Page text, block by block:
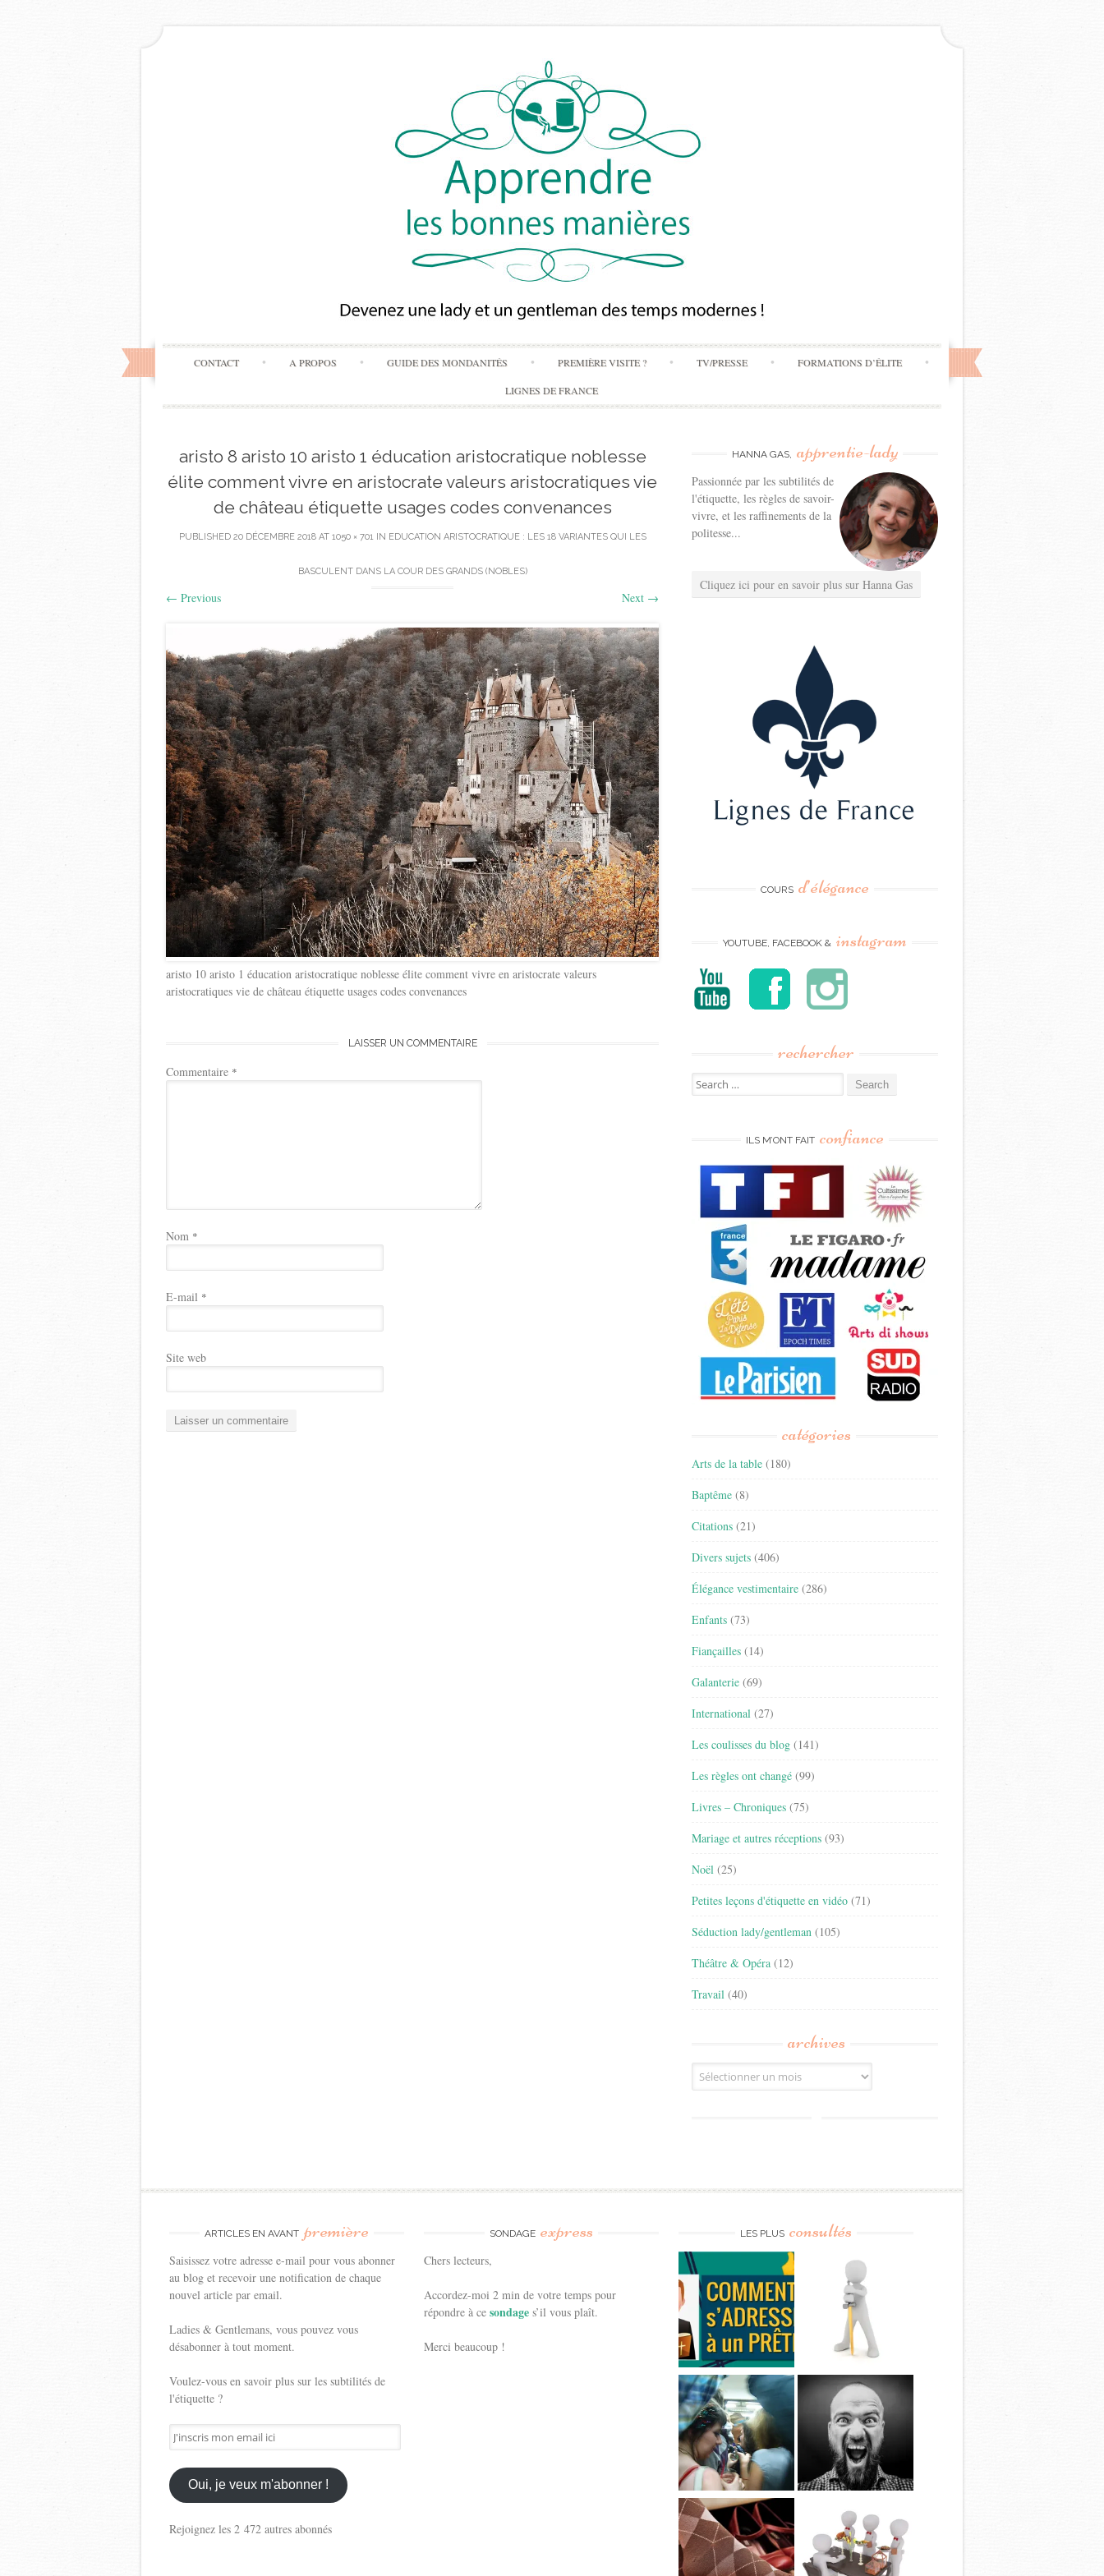
Skip
to
content
CONTACT A PROPOS GUIDE DES MONDANITÉS PREMIÈRE VISITE ? TV/PRESSE FORMATIONS D’ÉLITE
LIGNES DE FRANCE
aristo 8 aristo 10 aristo 1 éducation aristocratique noblesse
élite comment vivre en aristocrate valeurs aristocratiques vie
de château étiquette usages codes convenances
PUBLISHED 20 DÉCEMBRE 2018AT 1050 × 701IN EDUCATION ARISTOCRATIQUE : LES 18 VARIANTES QUI LES
BASCULENT DANS LA COUR DES GRANDS (NOBLES)
← Previous Next →
aristo 10 aristo 1 éducation aristocratique noblesse élite comment vivre en aristocrate valeurs
aristocratiques vie de château étiquette usages codes convenances
LAISSER UN COMMENTAIRE
Commentaire *
Nom *
E-mail *
Site web
HANNA GAS, apprentie-lady
Passionnée par les subtilités de
l'étiquette, les règles de savoir-
vivre, et les raffinements de la
politesse...
Cliquez ici pour en savoir plus sur Hanna Gas
COURS d’élégance
YOUTUBE, FACEBOOK & instagram
rechercher
Search
for:
ILS M’ONT FAIT confiance
catégories
Arts de la table (180)
Baptême (8)
Citations (21)
Divers sujets (406)
Élégance vestimentaire (286)
Enfants (73)
Fiançailles (14)
Galanterie (69)
International (27)
Les coulisses du blog (141)
Les règles ont changé (99)
Livres – Chroniques (75)
Mariage et autres réceptions (93)
Noël (25)
Petites leçons d'étiquette en vidéo (71)
Séduction lady/gentleman (105)
Théâtre & Opéra (12)
Travail (40)
archives
Archives
ARTICLES EN AVANT première
Saisissez votre adresse e-mail pour vous abonner
au blog et recevoir une notification de chaque
nouvel article par email.
Ladies & Gentlemans, vous pouvez vous
désabonner à tout moment.
Voulez-vous en savoir plus sur les subtilités de
l'étiquette ?
J'inscris
mon
email
ici
Oui, je veux m'abonner !
Rejoignez les 2 472 autres abonnés
SONDAGE express
Chers lecteurs,
Accordez-moi 2 min de votre temps pour
répondre à cesondages’il vous plaît.
Merci beaucoup !
LES PLUS consultés